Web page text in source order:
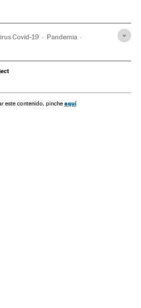
Covid-19 Pandemia
este contenido, pinche aquí